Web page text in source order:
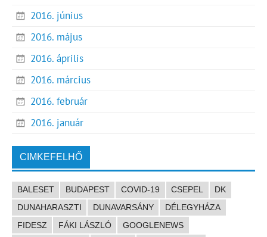
2016. június
2016. május
2016. április
2016. március
2016. február
2016. január
CIMKEFELHŐ
BALESET BUDAPEST COVID-19 CSEPEL
DK
DUNAHARASZTI
DUNAVARSÁNY
DÉLEGYHÁZA
FIDESZ
FÁKI LÁSZLÓ
GOOGLENEWS